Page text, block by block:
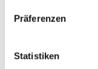
Präferenzen
Statistiken
Planen Sie
Balkontüren und
Auswahl.